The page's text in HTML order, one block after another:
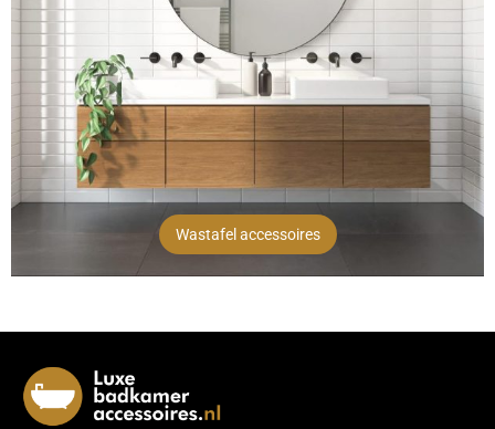
Wastafel accessoires